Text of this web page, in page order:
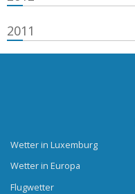
2011
Wetter in Luxemburg
Wetter in Europa
Flugwetter